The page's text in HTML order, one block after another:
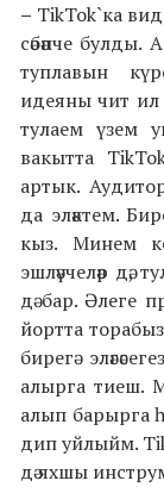
– TikTok`ка
сәбәпче
туплавын
идеяны чит ил
тулаем үзем
вакытта
артык.
да эләктем.
кыз. Минем
эшләүчеләр дә,
дә бар. Әлеге
йортта
бирегә
алырга тиеш.
алып барырга
дип уйлыйм.
дә яхшы